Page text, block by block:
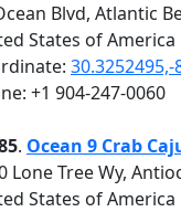
Blvd, Atlantic
States of America
30.3252495,-
+1 904-247-0060
. Ocean 9 Crab
Lone Tree Wy,
States of America